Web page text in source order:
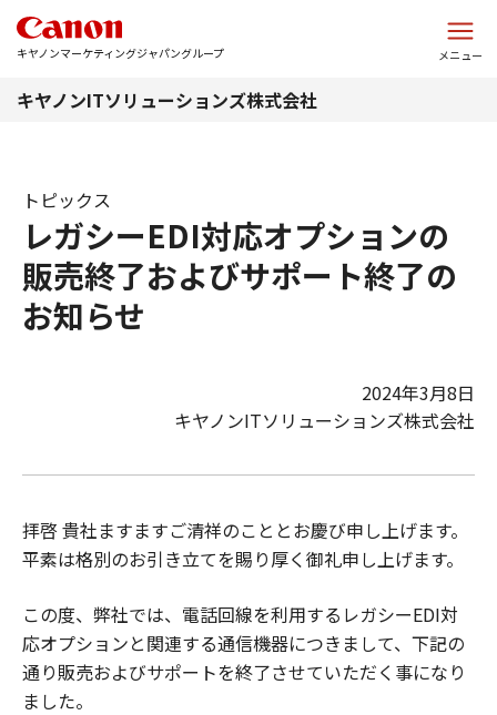
キヤノンマーケティングジャパングループ メニュー
キヤノンITソリューションズ株式会社
レガシーEDI対応オプションの
販売終了およびサポート終了の
お知らせ
トピックス
2024年3月8日
キヤノンITソリューションズ株式会社
拝啓 貴社ますますご清祥のこととお慶び申し上げます。
平素は格別のお引き立てを賜り厚く御礼申し上げます。
この度、弊社では、電話回線を利用するレガシーEDI対
応オプションと関連する通信機器につきまして、下記の
通り販売およびサポートを終了させていただく事になり
ました。